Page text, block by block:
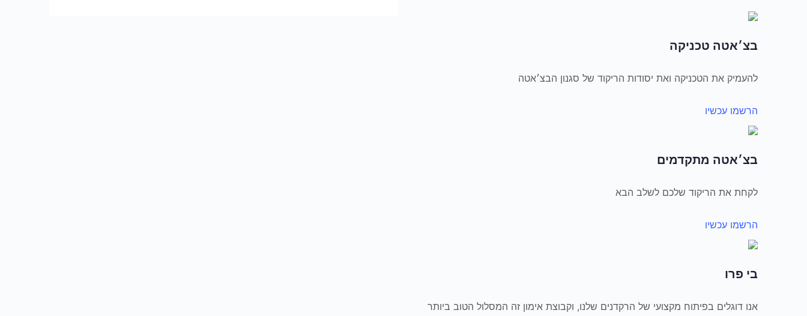
בצ׳אטה טכניקה
להעמיק את הטכניקה ואת יסודות הריקוד של סגנון הבצ׳אטה
הרשמו עכשיו
בצ׳אטה מתקדמים
לקחת את הריקוד שלכם לשלב הבא
הרשמו עכשיו
בי פרו
אנו דוגלים בפיתוח מקצועי של הרקדנים שלנו, וקבוצת אימון זה המסלול הטוב ביותר